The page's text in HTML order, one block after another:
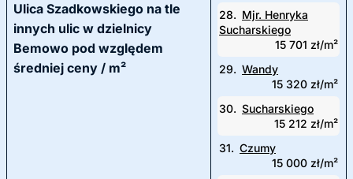
Ulica Szadkowskiego na tle
innych ulic w dzielnicy
Bemowo pod względem
średniej ceny / m²
28. Mjr. Henryka
Sucharskiego
15 701 zł/m²
29. Wandy
15 320 zł/m²
30. Sucharskiego
15 212 zł/m²
31. Czumy
15 000 zł/m²